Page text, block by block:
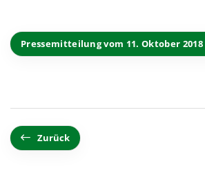
Pressemitteilung vom 11. Oktober 2018
Zurück